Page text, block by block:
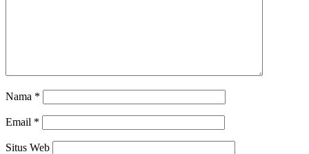
Nama *
Email *
Situs Web